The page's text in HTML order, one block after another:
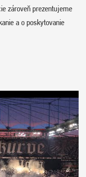
zároveň prezentujeme
a o poskytovanie